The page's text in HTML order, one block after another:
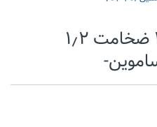
پروفیل(قوطی) ۱۰×۴۰ ضخامت ۱٫۲